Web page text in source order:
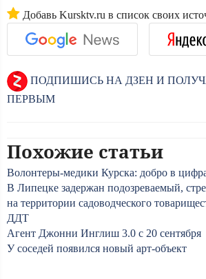
Добавь Kursktv.ru в список своих
ПОДПИШИСЬ НА ДЗЕН И
ПЕРВЫМ
Похожие статьи
Волонтеры-медики Курска: добро в
В Липецке задержан подозреваемый,
на территории садоводческого
ДДТ
Агент Джонни Инглиш 3.0 с 20 сентября
У соседей появился новый арт-объект